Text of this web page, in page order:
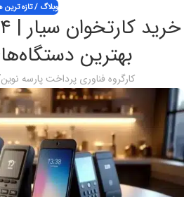
وبلاگ / تازه ترین
بهترین
کارگروه فناوری پرداخت پارسه نوین